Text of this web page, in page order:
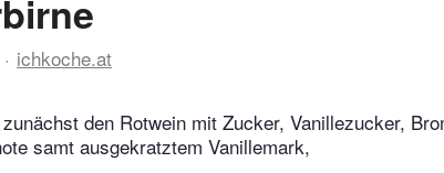
ichkoche.at
den Rotwein mit Zucker, Vanillezucker,
samt ausgekratztem Vanillemark,